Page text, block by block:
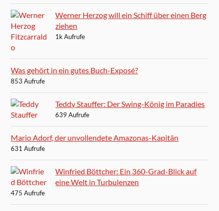
Werner Herzog will ein Schiff über einen Berg
ziehen
1k Aufrufe
Was gehört in ein gutes Buch-Exposé?
853 Aufrufe
Teddy Stauffer: Der Swing-König im Paradies
639 Aufrufe
Mario Adorf, der unvollendete Amazonas-Kapitän
631 Aufrufe
Winfried Böttcher: Ein 360-Grad-Blick auf
eine Welt in Turbulenzen
475 Aufrufe